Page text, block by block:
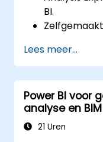
BI.
verkrijgen
Beste
prestaties
Lees meer...
Power BI voor
analyse en BIM
21 Uren